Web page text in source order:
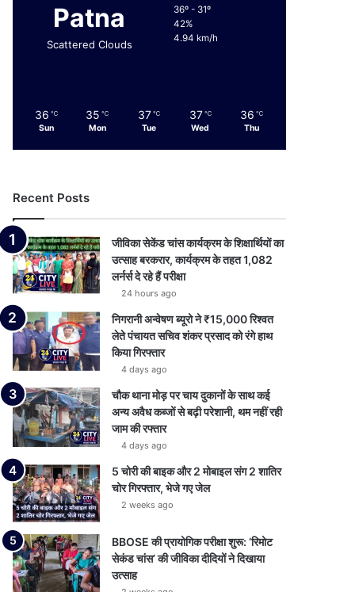
Patna
Scattered Clouds
36º - 31º
42%
4.94 km/h
36 ℃
Sun
35 ℃
Mon
37 ℃
Tue
37 ℃
Wed
36 ℃
Thu
Recent Posts
जीविका सेकेंड चांस कार्यक्रम के शिक्षार्थियों का
उत्साह बरकरार, कार्यक्रम के तहत 1,082
लर्नर्स दे रहे हैं परीक्षा
24 hours ago
निगरानी अन्वेषण ब्यूरो ने ₹15,000 रिश्वत
लेते पंचायत सचिव शंकर प्रसाद को रंगे हाथ
किया गिरफ्तार
4 days ago
चौक थाना मोड़ पर चाय दुकानों के साथ कई
अन्य अवैध कब्जों से बढ़ी परेशानी, थम नहीं रही
जाम की रफ्तार
4 days ago
5 चोरी की बाइक और 2 मोबाइल संग 2 शातिर
चोर गिरफ्तार, भेजे गए जेल
2 weeks ago
BBOSE की प्रायोगिक परीक्षा शुरू: ‘रिमोट
सेकंड चांस’ की जीविका दीदियों ने दिखाया
उत्साह